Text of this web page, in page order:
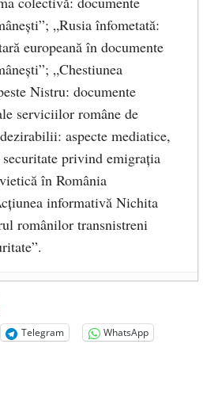
„Rusia înfometată:
europeană în documente
„Chestiunea
Nistru: documente
serviciilor române de
aspecte mediatice,
privind emigrația
în România
informativă Nichita
românilor transnistreni
PROBLEMEI
1940, LECŢIE DE
- 10 iunie 2013
rusă: starea de spirit din
în România
Telegram
WhatsApp